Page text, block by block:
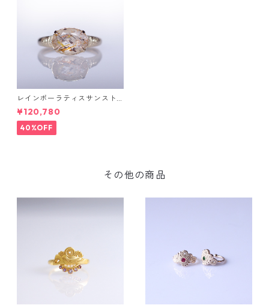
レインボーラティスサンスト
ーン＆ダイヤK10リング FATA
(ファタ）[F019]
¥120,780
40%OFF
その他の商品